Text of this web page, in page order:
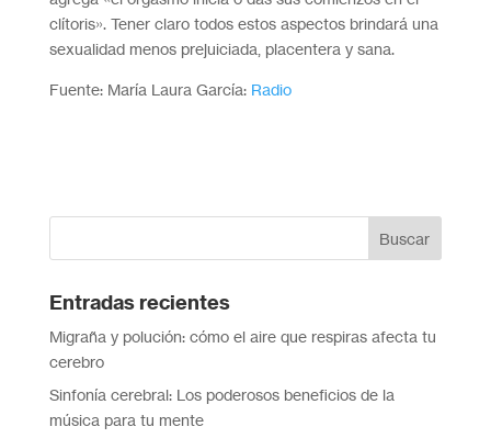
clítoris». Tener claro todos estos aspectos brindará una
sexualidad menos prejuiciada, placentera y sana.
Fuente: María Laura García: Radio
Entradas recientes
Migraña y polución: cómo el aire que respiras afecta tu
cerebro
Sinfonía cerebral: Los poderosos beneficios de la
música para tu mente